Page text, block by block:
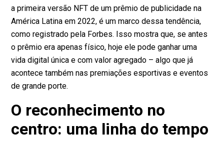
a primeira versão NFT de um prêmio de publicidade na
América Latina em 2022, é um marco dessa tendência,
comoregistrado pela Forbes. Isso mostra que, se antes
o prêmio era apenas físico, hoje ele pode ganhar uma
vida digital única e com valor agregado – algo que já
acontece também nas premiações esportivas e eventos
de grande porte.
O reconhecimento no
centro: uma linha do tempo